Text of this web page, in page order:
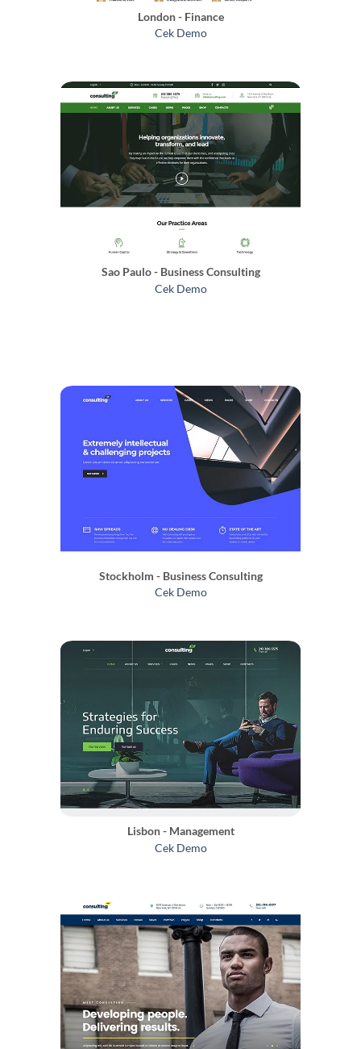
London - Finance
Cek Demo
Sao Paulo - Business Consulting
Cek Demo
Stockholm - Business Consulting
Cek Demo
Lisbon - Management
Cek Demo